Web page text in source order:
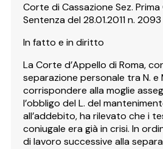
Corte di Cassazione Sez. Prima
Sentenza del 28.01.2011 n. 2093
In fatto e in diritto
La Corte d’Appello di Roma,
separazione personale tra N.
corrispondere alla moglie
l’obbligo del L. del
all’addebito, ha rilevato che i
coniugale era già in crisi. In
di lavoro successive alla